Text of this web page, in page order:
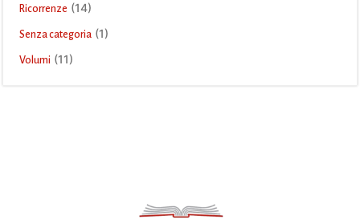
Ricorrenze (14)
Senza categoria (1)
Volumi (11)